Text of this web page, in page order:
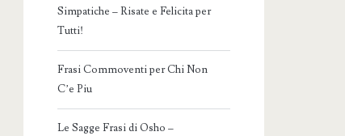
Simpatiche – Risate e Felicita per
Tutti!
Frasi Commoventi per Chi Non
C’e Piu
Le Sagge Frasi di Osho –